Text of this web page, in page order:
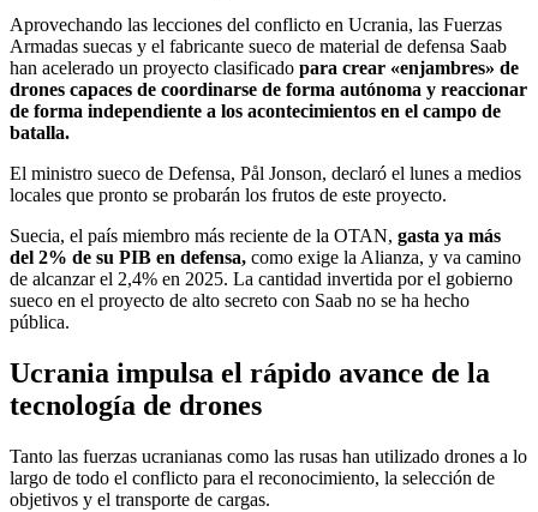
Aprovechando las lecciones del conflicto en Ucrania, las Fuerzas
Armadas suecas y el fabricante sueco de material de defensa Saab
han acelerado un proyecto clasificado para crear «enjambres» de
drones capaces de coordinarse de forma autónoma y reaccionar
de forma independiente a los acontecimientos en el campo de
batalla.
El ministro sueco de Defensa, Pål Jonson, declaró el lunes a medios
locales que pronto se probarán los frutos de este proyecto.
Suecia, el país miembro más reciente de la OTAN, gasta ya más
del 2% de su PIB en defensa, como exige la Alianza, y va camino
de alcanzar el 2,4% en 2025. La cantidad invertida por el gobierno
sueco en el proyecto de alto secreto con Saab no se ha hecho
pública.
Ucrania impulsa el rápido avance de la
tecnología de drones
Tanto las fuerzas ucranianas como las rusas han utilizado drones a lo
largo de todo el conflicto para el reconocimiento, la selección de
objetivos y el transporte de cargas.